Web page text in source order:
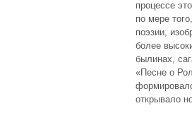
процессе
по мере
поэзии,
более
былинах,
«Песне о
открывало